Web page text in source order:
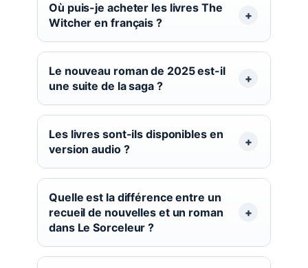
Où puis-je acheter les livres The
Witcher en français ?
Le nouveau roman de 2025 est-il
une suite de la saga ?
Les livres sont-ils disponibles en
version audio ?
Quelle est la différence entre un
recueil de nouvelles et un roman
dans Le Sorceleur ?